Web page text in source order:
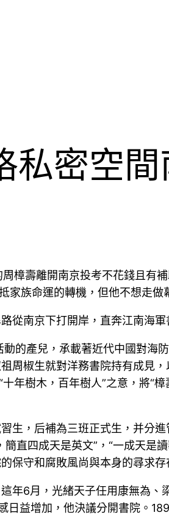
私密空
樟壽離開南京投考不花錢且
家族命運的轉機，但他不想走
從南京下打開岸，直奔江南海軍
的產兒，承載著近代中國對海
周椒生就對洋務書院持有成見
年樹木，百年樹人”之意，將“
生，后補為三班正式生，并分
直四成天是英文”，“一成天是
保守和腐敗風尚與本身的尋求存
年6月，光緒天子任用康無為
日益增加，他決議分開書院。